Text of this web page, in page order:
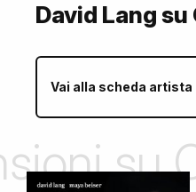
David Lang su
Vai alla scheda artista
su